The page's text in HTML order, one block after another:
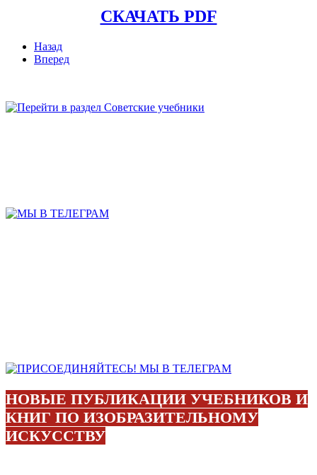
СКАЧАТЬ PDF
Назад
Вперед
НОВЫЕ ПУБЛИКАЦИИ УЧЕБНИКОВ И
КНИГ ПО ИЗОБРАЗИТЕЛЬНОМУ
ИСКУССТВУ